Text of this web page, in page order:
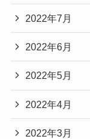
2022年7月
2022年6月
2022年5月
2022年4月
2022年3月